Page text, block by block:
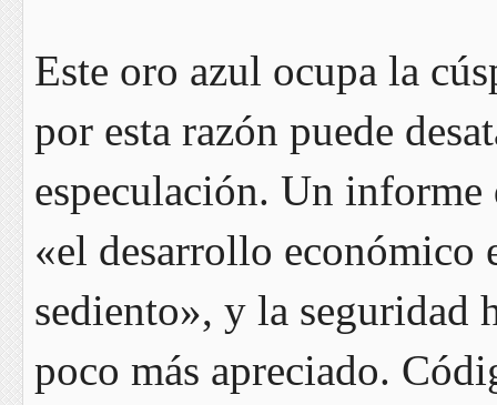
Este oro azul ocupa la
por esta razón puede
especulación. Un
«el desarrollo económico
sediento», y la seguridad
poco más apreciado.